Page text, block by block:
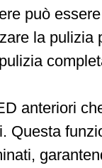
può essere
la pulizia
anteriori
Questa